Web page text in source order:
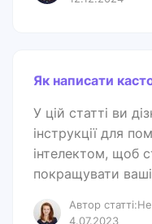
Як написати
У цій статті ви
інструкції для
інтелектом, щоб
покращувати
Автор
4.07.2023